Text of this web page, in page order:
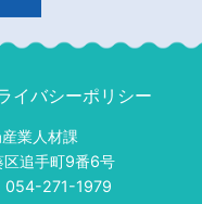
イバシーポリシー
業人材課
追手町9番6号
054-271-1979